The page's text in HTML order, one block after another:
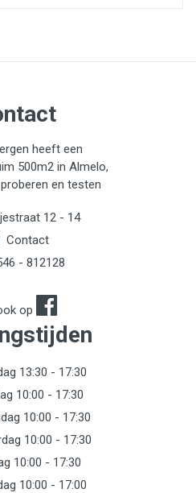
heeft een
500m2 in Almelo,
en testen
12 - 14
Contact
- 812128
op
13:30 - 17:30
10:00 - 17:30
10:00 - 17:30
10:00 - 17:30
10:00 - 17:30
10:00 - 17:00